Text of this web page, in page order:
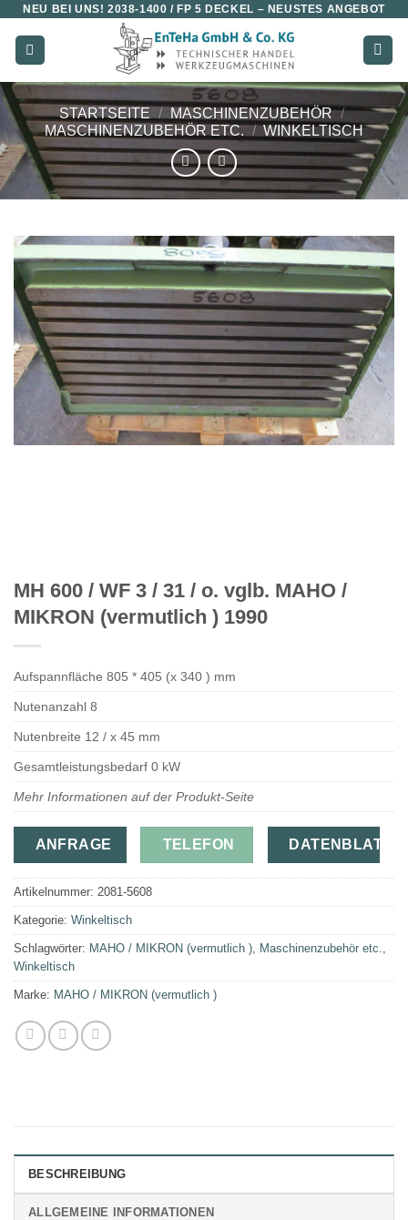
Zum
Inhalt
springen
NEU BEI UNS!2038-1400 / FP 5 DECKEL – NEUSTES ANGEBOT
STARTSEITE / MASCHINENZUBEHÖR /
MASCHINENZUBEHÖR ETC. / WINKELTISCH
MH 600 / WF 3 / 31 / o. vglb. MAHO /
MIKRON (vermutlich ) 1990
Aufspannfläche 805 * 405 (x 340 ) mm
Nutenanzahl 8
Nutenbreite 12 / x 45 mm
Gesamtleistungsbedarf 0 kW
Mehr Informationen auf der Produkt-Seite
ANFRAGE TELEFON DATENBLATT
Artikelnummer: 2081-5608
Kategorie: Winkeltisch
Schlagwörter: MAHO / MIKRON (vermutlich ) Maschinenzubehör etc.
Winkeltisch
Marke: MAHO / MIKRON (vermutlich )
BESCHREIBUNG
ALLGEMEINE INFORMATIONEN